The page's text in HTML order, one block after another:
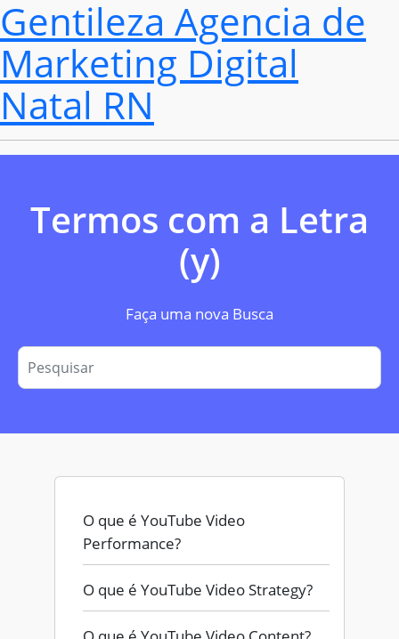
Gentileza Agencia de
Marketing Digital
Natal RN
Termos com a Letra
(y)
Faça uma nova Busca
O que é YouTube Video
Performance?
O que é YouTube Video Strategy?